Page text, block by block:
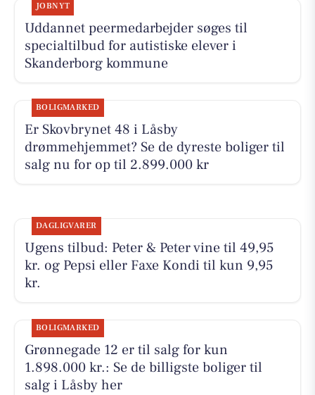
JOBNYT
Uddannet peermedarbejder søges til
specialtilbud for autistiske elever i
Skanderborg kommune
BOLIGMARKED
Er Skovbrynet 48 i Låsby
drømmehjemmet? Se de dyreste boliger til
salg nu for op til 2.899.000 kr
DAGLIGVARER
Ugens tilbud: Peter & Peter vine til 49,95
kr. og Pepsi eller Faxe Kondi til kun 9,95
kr.
BOLIGMARKED
Grønnegade 12 er til salg for kun
1.898.000 kr.: Se de billigste boliger til
salg i Låsby her